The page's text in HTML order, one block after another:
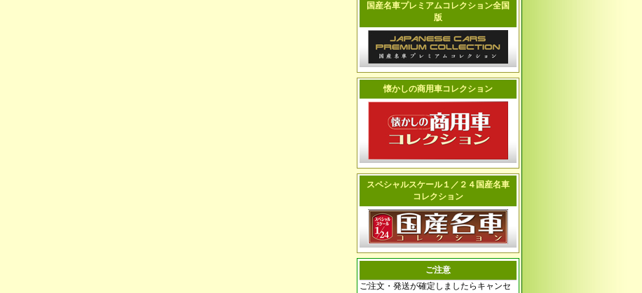
国産名車プレミアムコレクション全国
版
懐かしの商用車コレクション
スペシャルスケール１／２４国産名車
コレクション
ご注意
ご注文・発送が確定しましたらキャンセ